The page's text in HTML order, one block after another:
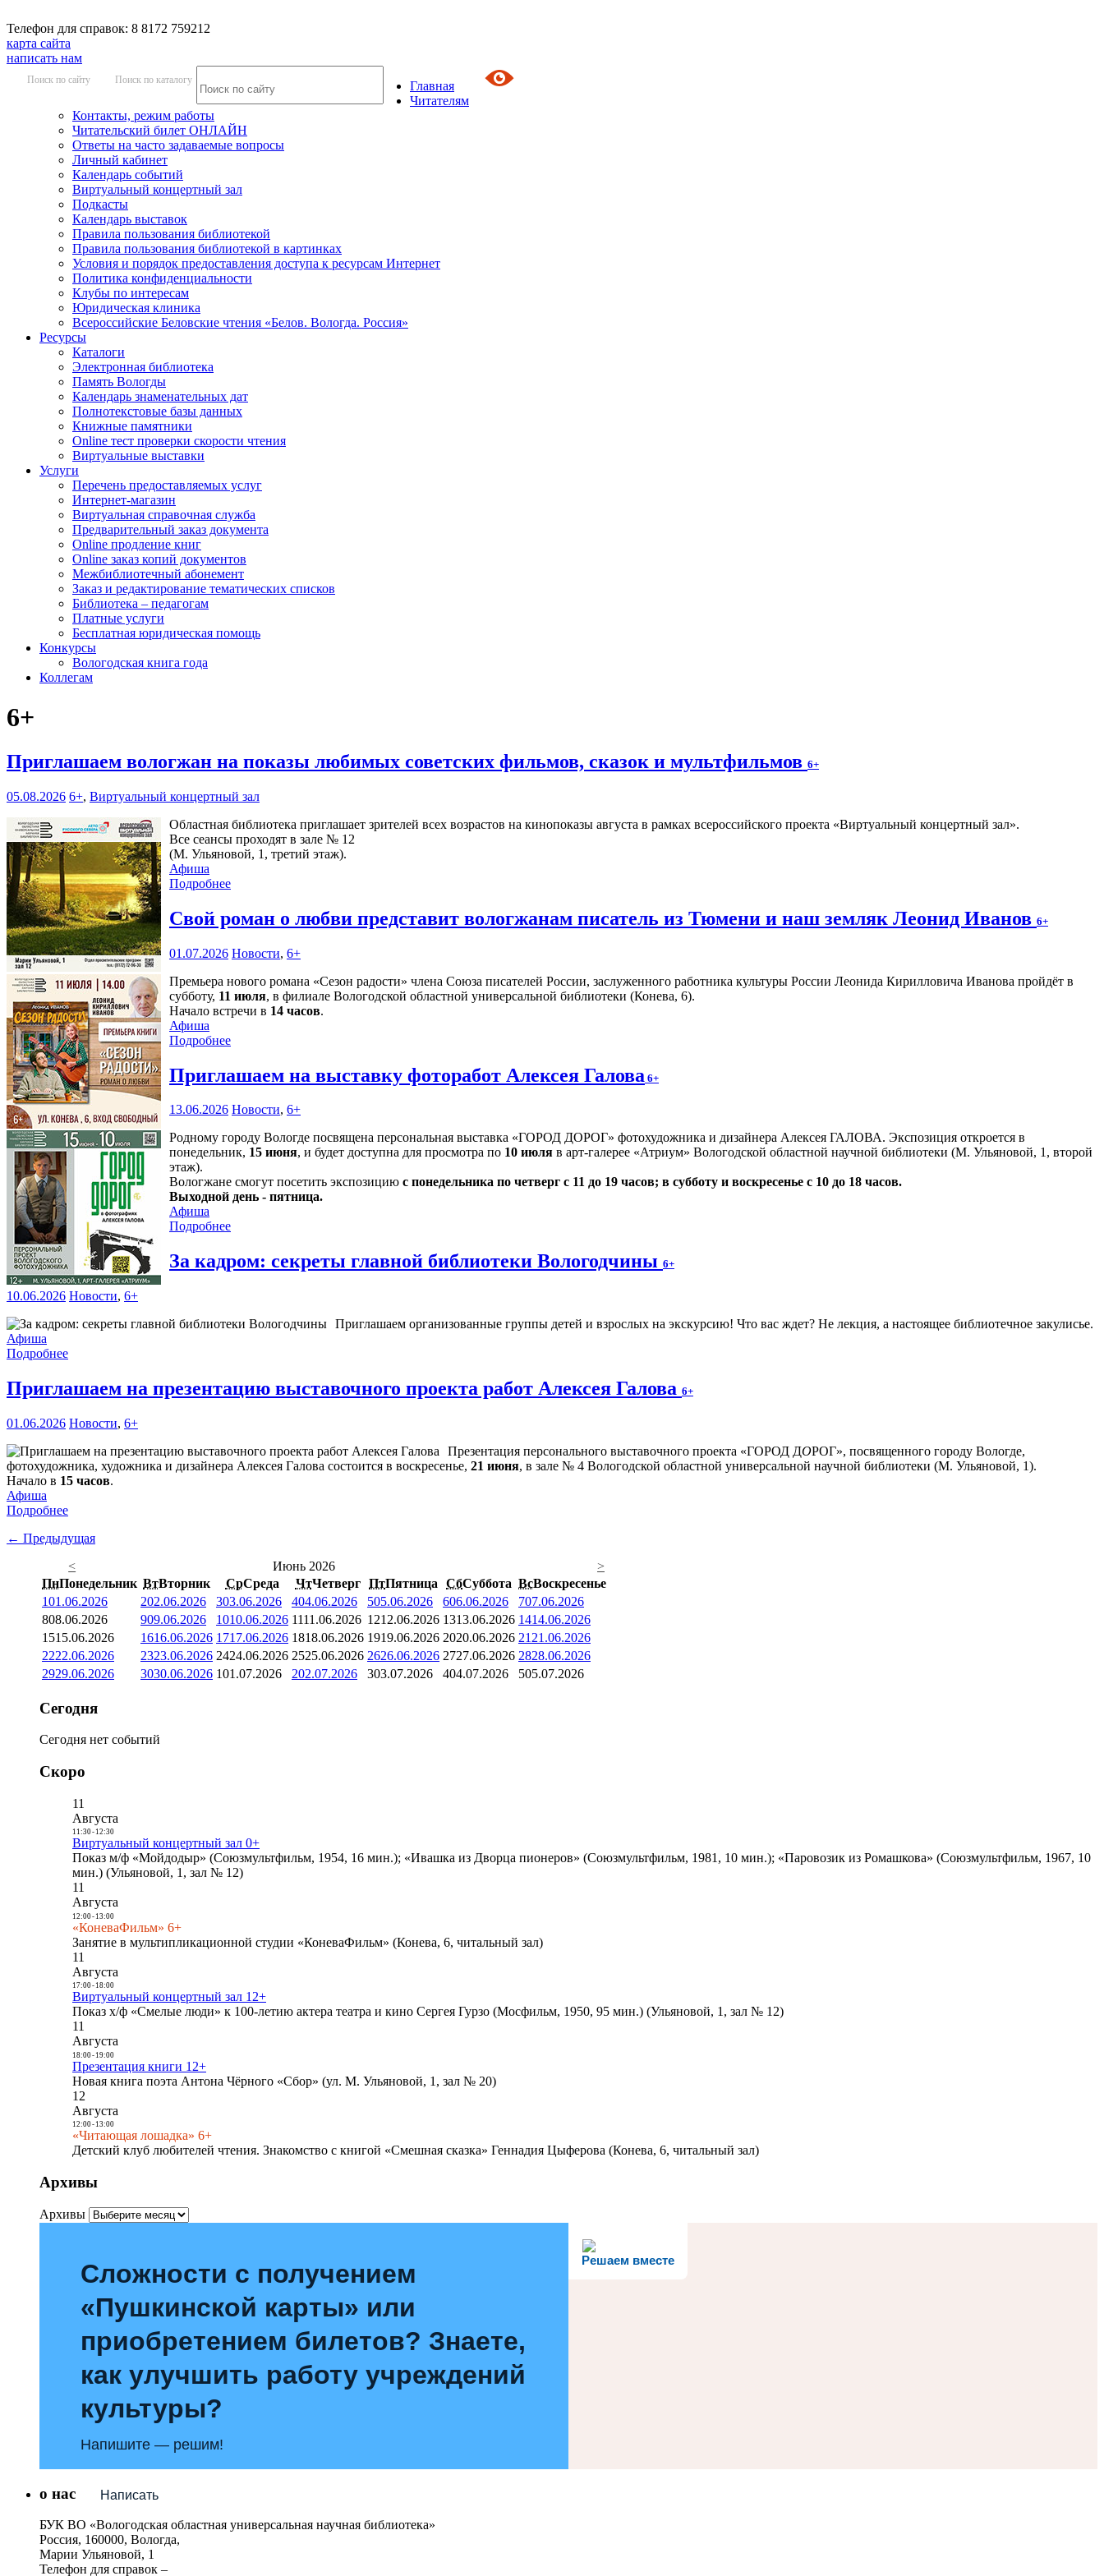
Телефон для справок: 8 8172 759212
карта сайта
написать нам
Поиск по сайту Поиск по каталогу
Главная
Читателям
Контакты, режим работы
Читательский билет ОНЛАЙН
Ответы на часто задаваемые вопросы
Личный кабинет
Календарь событий
Виртуальный концертный зал
Подкасты
Календарь выставок
Правила пользования библиотекой
Правила пользования библиотекой в картинках
Условия и порядок предоставления доступа к ресурсам Интернет
Политика конфиденциальности
Клубы по интересам
Юридическая клиника
Всероссийские Беловские чтения «Белов. Вологда. Россия»
Ресурсы
Каталоги
Электронная библиотека
Память Вологды
Календарь знаменательных дат
Полнотекстовые базы данных
Книжные памятники
Online тест проверки скорости чтения
Виртуальные выставки
Услуги
Перечень предоставляемых услуг
Интернет-магазин
Виртуальная справочная служба
Предварительный заказ документа
Online продление книг
Online заказ копий документов
Межбиблиотечный абонемент
Заказ и редактирование тематических списков
Библиотека – педагогам
Платные услуги
Бесплатная юридическая помощь
Конкурсы
Вологодская книга года
Коллегам
6+
Приглашаем вологжан на показы любимых советских фильмов, сказок и мультфильмов 6+
05.08.2026 6+, Виртуальный концертный зал
Областная библиотека приглашает зрителей всех возрастов на кинопоказы августа в рамках всероссийского проекта «Виртуальный концертный зал».
Все сеансы проходят в зале № 12
(М. Ульяновой, 1, третий этаж).
Афиша
Подробнее
Свой роман о любви представит вологжанам писатель из Тюмени и наш земляк Леонид Иванов 6+
01.07.2026 Новости, 6+
Премьера нового романа «Сезон радости» члена Союза писателей России, заслуженного работника культуры России Леонида Кирилловича Иванова пройдёт в
субботу, 11 июля, в филиале Вологодской областной универсальной библиотеки (Конева, 6).
Начало встречи в 14 часов.
Афиша
Подробнее
Приглашаем на выставку фоторабот Алексея Галова 6+
13.06.2026 Новости, 6+
Родному городу Вологде посвящена персональная выставка «ГОРОД ДОРОГ» фотохудожника и дизайнера Алексея ГАЛОВА. Экспозиция откроется в
понедельник, 15 июня, и будет доступна для просмотра по 10 июля в арт-галерее «Атриум» Вологодской областной научной библиотеки (М. Ульяновой, 1, второй
этаж).
Вологжане смогут посетить экспозицию с понедельника по четверг с 11 до 19 часов; в субботу и воскресенье с 10 до 18 часов.
Выходной день - пятница.
Афиша
Подробнее
За кадром: секреты главной библиотеки Вологодчины 6+
10.06.2026 Новости, 6+
Приглашаем организованные группы детей и взрослых на экскурсию! Что вас ждет? Не лекция, а настоящее библиотечное закулисье.
Афиша
Подробнее
Приглашаем на презентацию выставочного проекта работ Алексея Галова 6+
01.06.2026 Новости, 6+
Презентация персонального выставочного проекта «ГОРОД ДОРОГ», посвященного городу Вологде,
фотохудожника, художника и дизайнера Алексея Галова состоится в воскресенье, 21 июня, в зале № 4 Вологодской областной универсальной научной библиотеки (М. Ульяновой, 1).
Начало в 15 часов.
Афиша
Подробнее
← Предыдущая
<
Июнь 2026
>
ПнПонедельник ВтВторник СрСреда ЧтЧетверг ПтПятница СбСуббота ВсВоскресенье
101.06.2026 202.06.2026 303.06.2026 404.06.2026 505.06.2026 606.06.2026 707.06.2026
808.06.2026 909.06.2026 1010.06.2026 1111.06.2026 1212.06.2026 1313.06.2026 1414.06.2026
1515.06.2026 1616.06.2026 1717.06.2026 1818.06.2026 1919.06.2026 2020.06.2026 21 21.06.2026
2222.06.2026 2323.06.2026 2424.06.2026 2525.06.2026 2626.06.2026 2727.06.2026 2828.06.2026
2929.06.2026 3030.06.2026 101.07.2026 202.07.2026 303.07.2026 404.07.2026 505.07.2026
Сегодня
Сегодня нет событий
Скоро
11
Августа
11:30- 12:30
Виртуальный концертный зал 0+
Показ м/ф «Мойдодыр» (Союзмультфильм, 1954, 16 мин.); «Ивашка из Дворца пионеров» (Союзмультфильм, 1981, 10 мин.); «Паровозик из Ромашкова» (Союзмультфильм, 1967, 10
мин.) (Ульяновой, 1, зал № 12)
11
Августа
12:00- 13:00
«КоневаФильм» 6+
Занятие в мультипликационной студии «КоневаФильм» (Конева, 6, читальный зал)
11
Августа
17:00- 18:00
Виртуальный концертный зал 12+
Показ х/ф «Смелые люди» к 100-летию актера театра и кино Сергея Гурзо (Мосфильм, 1950, 95 мин.) (Ульяновой, 1, зал № 12)
11
Августа
18:00- 19:00
Презентация книги 12+
Новая книга поэта Антона Чёрного «Сбор» (ул. М. Ульяновой, 1, зал № 20)
12
Августа
12:00- 13:00
«Читающая лошадка» 6+
Детский клуб любителей чтения. Знакомство с книгой «Смешная сказка» Геннадия Цыферова (Конева, 6, читальный зал)
Архивы
Архивы
Решаем вместе
Сложности с получением
«Пушкинской карты» или
приобретением билетов? Знаете,
как улучшить работу учреждений
культуры?
Напишите — решим!
Написать
о нас
БУК ВО «Вологодская областная универсальная научная библиотека»
Россия, 160000, Вологда,
Марии Ульяновой, 1
Телефон для справок –